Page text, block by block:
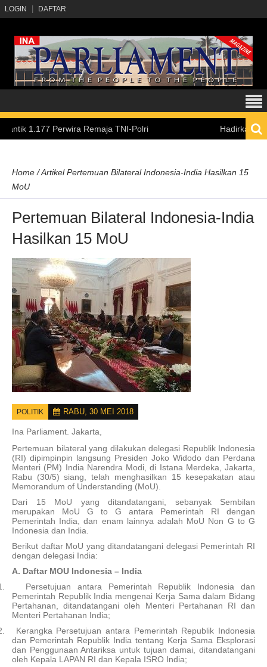
LOGIN DAFTAR
Perwira Remaja TNI-Polri Hadirkan
Home /Artikel Pertemuan Bilateral Indonesia-India Hasilkan 15
MoU
Pertemuan Bilateral Indonesia-India
Hasilkan 15 MoU
POLITIK RABU, 30 MEI 2018
Ina Parliament. Jakarta,
Pertemuan bilateral yang dilakukan delegasi Republik Indonesia
(RI) dipimpinpin langsung Presiden Joko Widodo dan Perdana
Menteri (PM) India Narendra Modi, di Istana Merdeka, Jakarta,
Rabu (30/5) siang, telah menghasilkan 15 kesepakatan atau
Memorandum of Understanding (MoU).
Dari 15 MoU yang ditandatangani, sebanyak Sembilan
merupakan MoU G to G antara Pemerintah RI dengan
Pemerintah India, dan enam lainnya adalah MoU Non G to G
Indonesia dan India.
Berikut daftar MoU yang ditandatangani delegasi Pemerintah RI
dengan delegasi India:
A. Daftar MOU Indonesia – India
Persetujuan antara Pemerintah Republik Indonesia dan
Pemerintah Republik India mengenai Kerja Sama dalam Bidang
Pertahanan, ditandatangani oleh Menteri Pertahanan RI dan
Menteri Pertahanan India;
Kerangka Persetujuan antara Pemerintah Republik Indonesia
dan Pemerintah Republik India tentang Kerja Sama Eksplorasi
dan Penggunaan Antariksa untuk tujuan damai, ditandatangani
oleh Kepala LAPAN RI dan Kepala ISRO India;